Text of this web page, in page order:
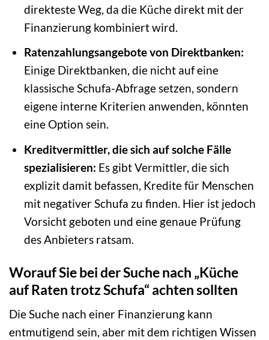
direkteste Weg, da die Küche direkt mit der
Finanzierung kombiniert wird.
Ratenzahlungsangebote von Direktbanken:
Einige Direktbanken, die nicht auf eine
klassische Schufa-Abfrage setzen, sondern
eigene interne Kriterien anwenden, könnten
eine Option sein.
Kreditvermittler, die sich auf solche Fälle
spezialisieren: Es gibt Vermittler, die sich
explizit damit befassen, Kredite für Menschen
mit negativer Schufa zu finden. Hier ist jedoch
Vorsicht geboten und eine genaue Prüfung
des Anbieters ratsam.
Worauf Sie bei der Suche nach „Küche
auf Raten trotz Schufa“ achten sollten
Die Suche nach einer Finanzierung kann
entmutigend sein, aber mit dem richtigen Wissen